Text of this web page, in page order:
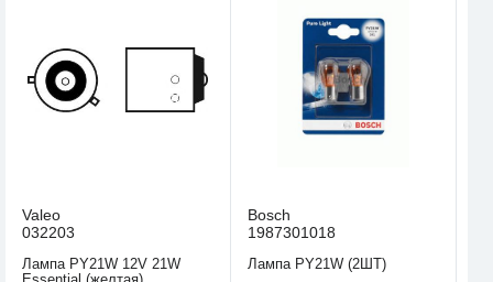
Valeo
032203
Лампа PY21W 12V 21W
Bosch
1987301018
Лампа PY21W (2ШТ)